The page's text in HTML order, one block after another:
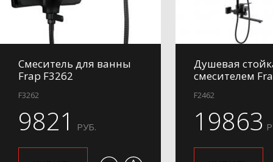
Смеситель для ванны
Frap F3262
F3262
9821 РУБ.
Душевая
смесителем
F2462
19863